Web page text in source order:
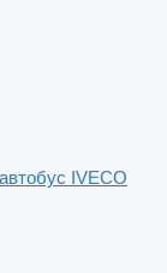
IVECO